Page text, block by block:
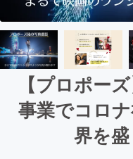
【プロポー
事業でコロ
界を